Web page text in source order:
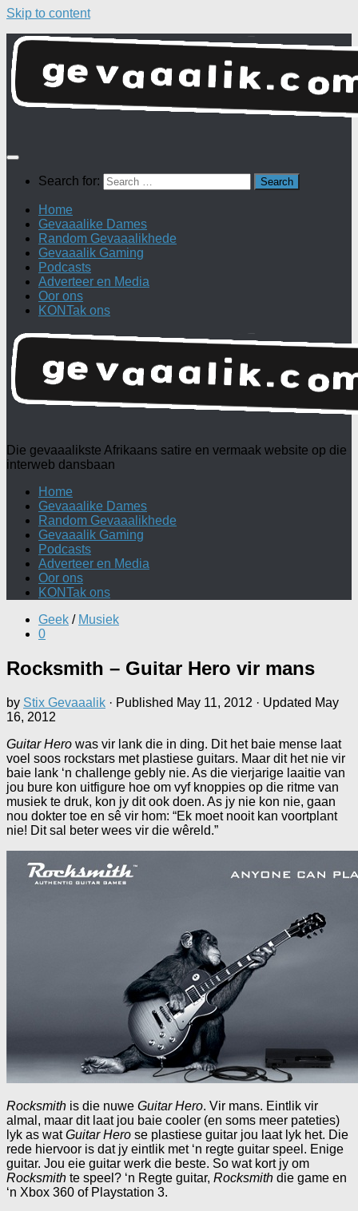
Skip to content
Search for:
Home
Gevaaalike Dames
Random Gevaaalikhede
Gevaaalik Gaming
Podcasts
Adverteer en Media
Oor ons
KONTak ons
Die gevaaalikste Afrikaans satire en vermaak website op die
interweb dansbaan
Home
Gevaaalike Dames
Random Gevaaalikhede
Gevaaalik Gaming
Podcasts
Adverteer en Media
Oor ons
KONTak ons
Geek / Musiek
0
Rocksmith – Guitar Hero vir mans
by Stix Gevaaalik · Published May 11, 2012 · Updated May
16, 2012
Guitar Hero was vir lank die in ding. Dit het baie mense laat
voel soos rockstars met plastiese guitars. Maar dit het nie vir
baie lank ‘n challenge gebly nie. As die vierjarige laaitie van
jou bure kon uitfigure hoe om vyf knoppies op die ritme van
musiek te druk, kon jy dit ook doen. As jy nie kon nie, gaan
nou dokter toe en sê vir hom: “Ek moet nooit kan voortplant
nie! Dit sal beter wees vir die wêreld.”
Rocksmith is die nuwe Guitar Hero. Vir mans. Eintlik vir
almal, maar dit laat jou baie cooler (en soms meer pateties)
lyk as watGuitar Hero se plastiese guitar jou laat lyk het. Die
rede hiervoor is dat jy eintlik met ‘n regte guitar speel. Enige
guitar. Jou eie guitar werk die beste. So wat kort jy om
Rocksmith te speel? ‘n Regte guitar, Rocksmith die game en
‘n Xbox 360 of Playstation 3.